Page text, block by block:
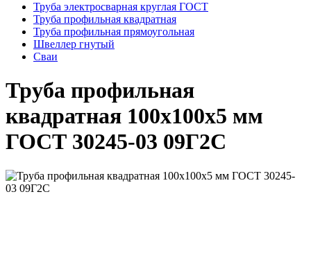
Труба электросварная круглая ГОСТ
Труба профильная квадратная
Труба профильная прямоугольная
Швеллер гнутый
Сваи
Труба профильная
квадратная 100x100x5 мм
ГОСТ 30245-03 09Г2С